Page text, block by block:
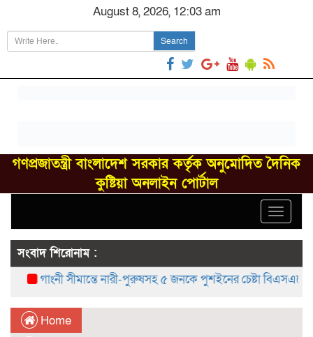
August 8, 2026, 12:03 am
Search
গণপ্রজাতন্ত্রী বাংলাদেশ সরকার কর্তৃক অনুমোদিত দৈনিক
কুষ্টিয়া অনলাইন পোর্টাল
Toggle
সংবাদ শিরোনাম :
গাংনী সীমান্তে নারী-পুরুষসহ ৫ জনকে পুশইনের চেষ্টা বিএসএফের,
Home